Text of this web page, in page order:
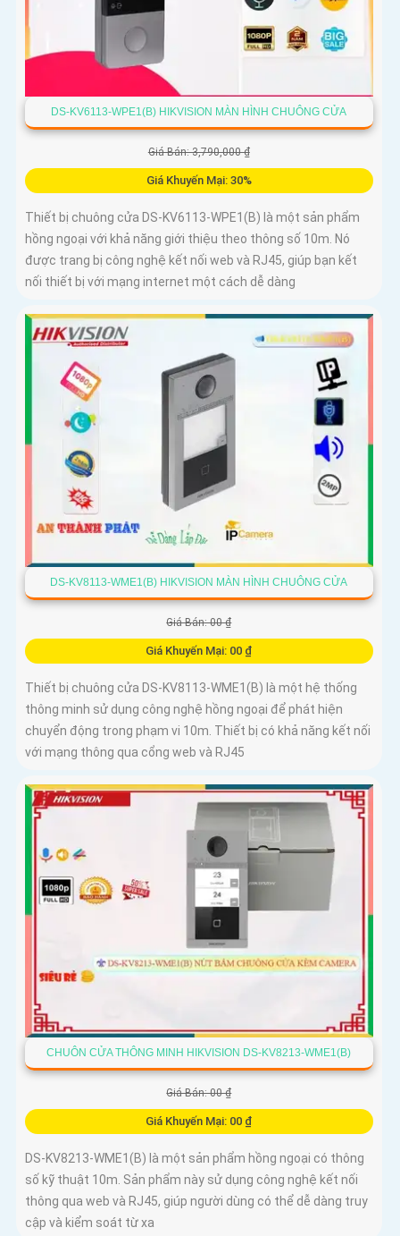
DS-KV6113-WPE1(B) HIKVISION MÀN HÌNH CHUÔNG CỬA
Giá Bán: 3,790,000 ₫
Giá Khuyến Mại: 30%
Thiết bị chuông cửa DS-KV6113-WPE1(B) là một sản phẩm
hồng ngoại với khả năng giới thiệu theo thông số 10m. Nó
được trang bị công nghệ kết nối web và RJ45, giúp bạn kết
nối thiết bị với mạng internet một cách dễ dàng
DS-KV8113-WME1(B) HIKVISION MÀN HÌNH CHUÔNG CỬA
Giá Bán: 00 ₫
Giá Khuyến Mại: 00 ₫
Thiết bị chuông cửa DS-KV8113-WME1(B) là một hệ thống
thông minh sử dụng công nghệ hồng ngoại để phát hiện
chuyển động trong phạm vi 10m. Thiết bị có khả năng kết nối
với mạng thông qua cổng web và RJ45
CHUÔN CỬA THÔNG MINH HIKVISION DS-KV8213-WME1(B)
Giá Bán: 00 ₫
Giá Khuyến Mại: 00 ₫
DS-KV8213-WME1(B) là một sản phẩm hồng ngoại có thông
số kỹ thuật 10m. Sản phẩm này sử dụng công nghệ kết nối
thông qua web và RJ45, giúp người dùng có thể dễ dàng truy
cập và kiểm soát từ xa